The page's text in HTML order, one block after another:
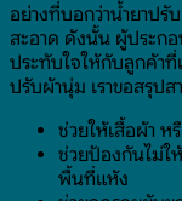
อย่างที่บอกว่าน้ำยาป
สะอาด ดังนั้น ผู้ประกอ
ประทับใจให้กับลูกค้าที่
ปรับผ้านุ่ม เราขอสรุป
ช่วยให้เสื้อผ้า
ช่วยป้องกันไม่ใ
พื้นที่แห้ง